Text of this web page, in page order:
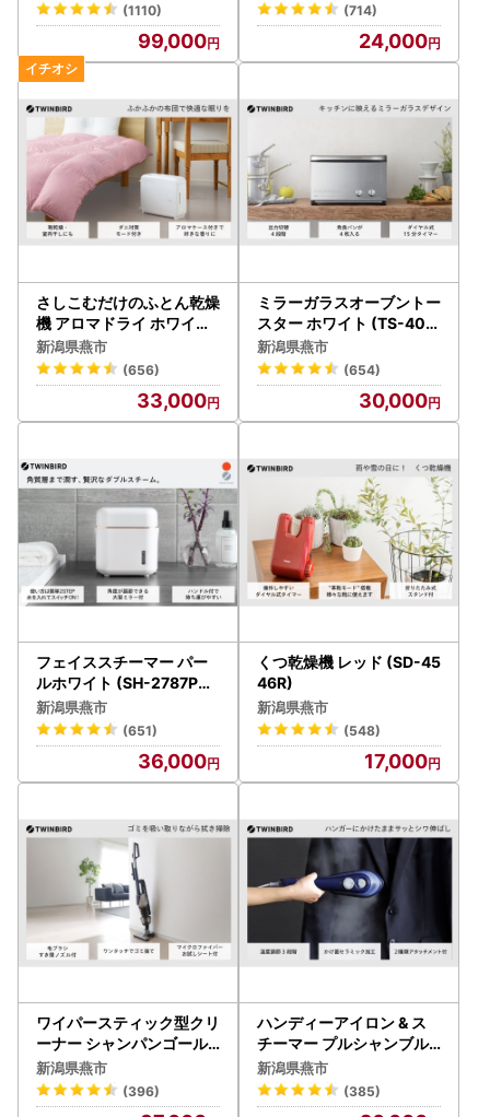
(1110)
99,000
(714)
24,000
さしこむだけのふとん乾燥
機 アロマドライ ホワイト
(FD-4149W)
新潟県燕市
(656)
33,000
ミラーガラスオーブントー
スター ホワイト (TS-404
7W)
新潟県燕市
(654)
30,000
フェイススチーマー パー
ルホワイト (SH-2787PW
)
新潟県燕市
(651)
36,000
くつ乾燥機 レッド (SD-45
46R)
新潟県燕市
(548)
17,000
ワイパースティック型クリ
ーナー シャンパンゴール
ド (TC-5148G)
新潟県燕市
(396)
ハンディーアイロン & ス
チーマー プルシャンブル
ー (SA-4097BL)
新潟県燕市
(385)